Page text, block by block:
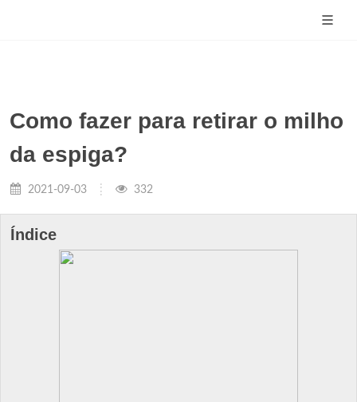
Como fazer para retirar o milho
da espiga?
2021-09-03 332
Índice